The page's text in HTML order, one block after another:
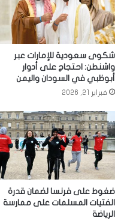
شكوى سعودية للإمارات عبر
واشنطن: احتجاج على أدوار
أبوظبي في السودان واليمن
فبراير 21, 2026
ضغوط على فرنسا لضمان قدرة
الفتيات المسلمات على ممارسة
الرياضة